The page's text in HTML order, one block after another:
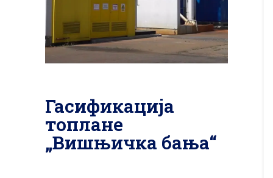
Гасификација
топлане
„Вишњичка бања“